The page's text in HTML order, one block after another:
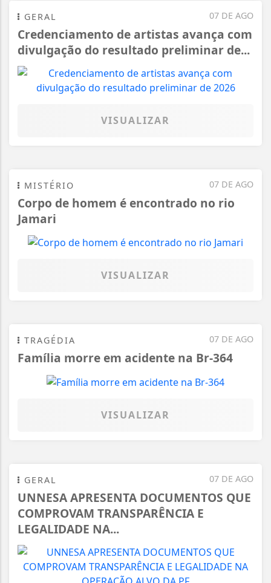
07 DE AGO
GERAL
Credenciamento de artistas avança com
divulgação do resultado preliminar de...
VISUALIZAR
07 DE AGO
MISTÉRIO
Corpo de homem é encontrado no rio
Jamari
VISUALIZAR
07 DE AGO
TRAGÉDIA
Família morre em acidente na Br-364
VISUALIZAR
07 DE AGO
GERAL
UNNESA APRESENTA DOCUMENTOS QUE
COMPROVAM TRANSPARÊNCIA E
LEGALIDADE NA...